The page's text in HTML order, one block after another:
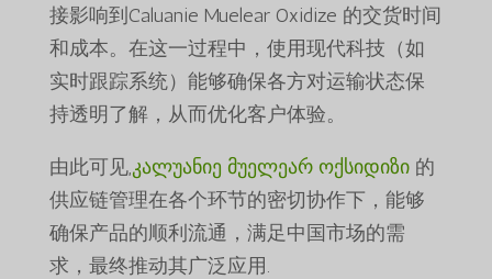
接影响到Caluanie Muelear Oxidize 的交货时间
和成本。在这一过程中，使用现代科技（如
实时跟踪系统）能够确保各方对运输状态保
持透明了解，从而优化客户体验。
由此可见,კალუანიე მუელეარ ოქსიდიზი的
供应链管理在各个环节的密切协作下，能够
确保产品的顺利流通，满足中国市场的需
求，最终推动其广泛应用.